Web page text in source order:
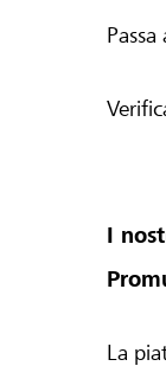
Passa
I
La